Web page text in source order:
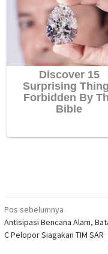
Navigasi
pos
Pos sebelumnya
Antisipasi Bencana Alam,
C Pelopor Siagakan TIM SAR